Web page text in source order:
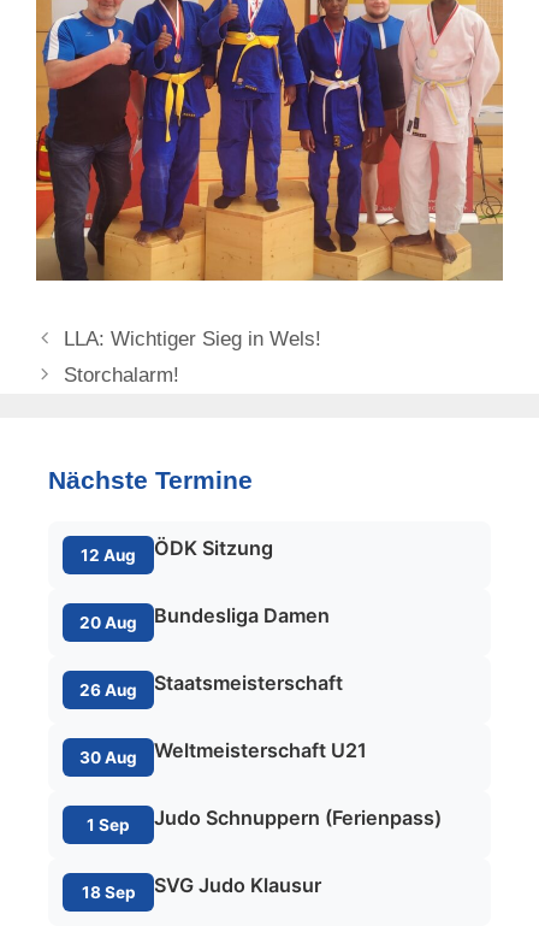
LLA: Wichtiger Sieg in Wels!
Storchalarm!
Nächste Termine
12 Aug ÖDK Sitzung
20 Aug Bundesliga Damen
26 Aug Staatsmeisterschaft
30 Aug Weltmeisterschaft U21
1 Sep Judo Schnuppern (Ferienpass)
18 Sep SVG Judo Klausur